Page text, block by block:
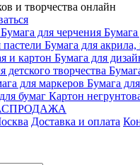
и творчества онлайн
Бумага для черчения
Бумага для акрила,
и картон Бумага для
детского творчества
для маркеров Бумага для
бумаг Картон
Доставка и оплата